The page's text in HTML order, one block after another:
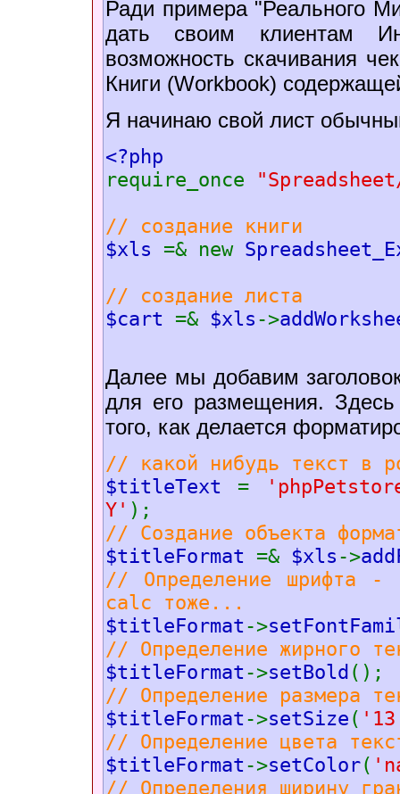
Ради примера "Реального
дать своим клиентам
возможность скачивания
Книги (Workbook)
Я начинаю свой лист
<?php
require_once
// создание книги
$xls =& new
// создание листа
$cart =& $xls->
Далее мы добавим
для его размещения.
того, как делается
// какой нибудь текст в
$titleText =
Y' );
// Создание объекта
$titleFormat =& $xls->
// Определение шрифта -
calc тоже...
$titleFormat->
// Определение жирного
$titleFormat->setBold();
// Определение размера
$titleFormat->setSize(
// Определение цвета
$titleFormat->setColor(
// Определения ширину